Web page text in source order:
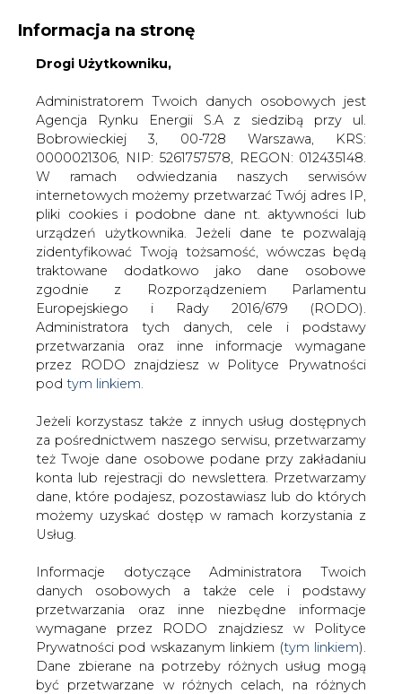
KONTAKT:
WYDAWCA PORTALU:
WYSOKI KONTRAST A A
ZALOGUJ SIĘ
WŁĄCZ CIRE.TV
Informacja na stronę
Drogi Użytkowniku,
Administratorem Twoich danych osobowych jest
Agencja Rynku Energii S.A z siedzibą przy ul.
Bobrowieckiej 3, 00-728 Warszawa, KRS:
0000021306, NIP: 5261757578, REGON: 012435148.
W ramach odwiedzania naszych serwisów
internetowych możemy przetwarzać Twój adres IP,
pliki cookies i podobne dane nt. aktywności lub
urządzeń użytkownika. Jeżeli dane te pozwalają
zidentyfikować Twoją tożsamość, wówczas będą
traktowane dodatkowo jako dane osobowe
zgodnie z Rozporządzeniem Parlamentu
Europejskiego i Rady 2016/679 (RODO).
Administratora tych danych, cele i podstawy
przetwarzania oraz inne informacje wymagane
przez RODO znajdziesz w Polityce Prywatności
pod tym linkiem.
Jeżeli korzystasz także z innych usług dostępnych
za pośrednictwem naszego serwisu, przetwarzamy
też Twoje dane osobowe podane przy zakładaniu
konta lub rejestracji do newslettera. Przetwarzamy
dane, które podajesz, pozostawiasz lub do których
możemy uzyskać dostęp w ramach korzystania z
Usług.
Informacje dotyczące Administratora Twoich
danych osobowych a także cele i podstawy
przetwarzania oraz inne niezbędne informacje
wymagane przez RODO znajdziesz w Polityce
Prywatności pod wskazanym linkiem (tym linkiem).
Dane zbierane na potrzeby różnych usług mogą
być przetwarzane w różnych celach, na różnych
Strona główna
SERWIS INFORMACYJNY CIRE
/ Pracownik ZEORK porażony
2007-04-30 00:00
skomentuj
udostępnij:
Pracownik ZEORK porażony